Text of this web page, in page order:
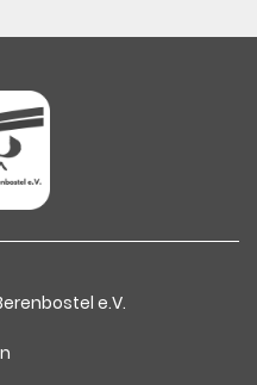
e.V.